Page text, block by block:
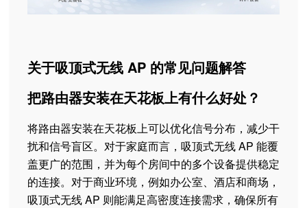
关于吸顶式无线 AP 的常见问题解答
把路由器安装在天花板上有什么好处？
将路由器安装在天花板上可以优化信号分布，减少干
扰和信号盲区。对于家庭而言，吸顶式无线 AP 能覆
盖更广的范围，并为每个房间中的多个设备提供稳定
的连接。对于商业环境，例如办公室、酒店和商场，
吸顶式无线 AP 则能满足高密度连接需求，确保所有